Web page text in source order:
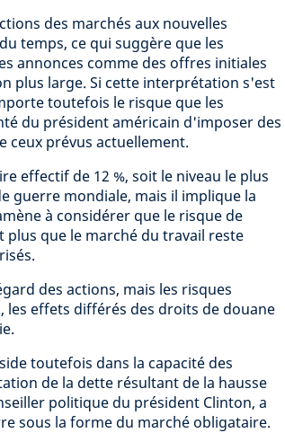
des marchés aux nouvelles
temps, ce qui suggère que les
annonces comme des offres initiales
plus large. Si cette interprétation s'est
toutefois le risque que les
du président américain d'imposer des
ceux prévus actuellement.
effectif de 12 %, soit le niveau le plus
guerre mondiale, mais il implique la
à considérer que le risque de
plus que le marché du travail reste
des actions, mais les risques
les effets différés des droits de douane
toutefois dans la capacité des
de la dette résultant de la hausse
politique du président Clinton, a
sous la forme du marché obligataire.